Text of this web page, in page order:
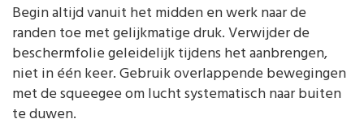
Begin altijd vanuit het midden en werk naar de
randen toe met gelijkmatige druk. Verwijder de
beschermfolie geleidelijk tijdens het aanbrengen,
niet in één keer. Gebruik overlappende bewegingen
met de squeegee om lucht systematisch naar buiten
te duwen.